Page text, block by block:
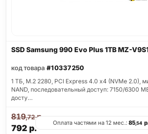
SSD Samsung 990 Evo Plus 1TB MZ-
код товара #10337250
1 ТБ, M.2 2280, PCI Express 4.0 x4 (NVMe 2.0),
NAND, последовательный доступ: 7150/6300
досту…
792р.
819,72р.
Оплата частями на 12 мес.:85,54